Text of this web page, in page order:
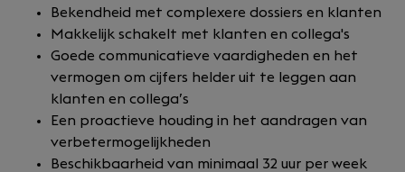
Bekendheid met complexere dossiers en klanten
Makkelijk schakelt met klanten en collega's
Goede communicatieve vaardigheden en het
vermogen om cijfers helder uit te leggen aan
klanten en collega’s
Een proactieve houding in het aandragen van
verbetermogelijkheden
Beschikbaarheid van minimaal 32 uur per week